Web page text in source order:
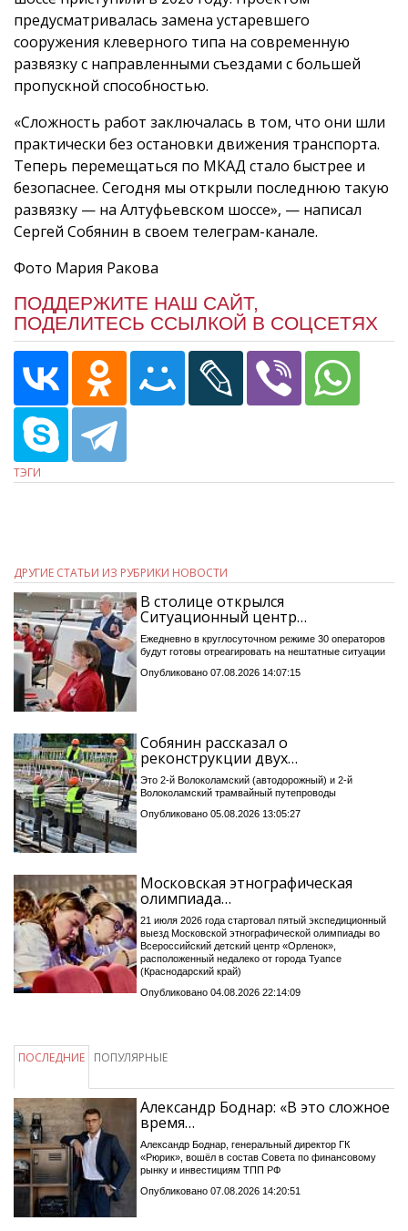
предусматривалась замена устаревшего
сооружения клеверного типа на современную
развязку с направленными съездами c большей
пропускной способностью.
«Сложность работ заключалась в том, что они шли
практически без остановки движения транспорта.
Теперь перемещаться по МКАД стало быстрее и
безопаснее. Сегодня мы открыли последнюю такую
развязку — на Алтуфьевском шоссе», — написал
Сергей Собянин в своем телеграм-канале.
Фото Мария Ракова
ПОДДЕРЖИТЕ НАШ САЙТ,
ПОДЕЛИТЕСЬ ССЫЛКОЙ В СОЦСЕТЯХ
ТЭГИ
ДРУГИЕ СТАТЬИ ИЗ РУБРИКИ НОВОСТИ
В столице открылся
Ситуационный центр…
Ежедневно в круглосуточном режиме 30 операторов
будут готовы отреагировать на нештатные ситуации
Опубликовано 07.08.2026 14:07:15
Собянин рассказал о
реконструкции двух…
Это 2-й Волоколамский (автодорожный) и 2-й
Волоколамский трамвайный путепроводы
Опубликовано 05.08.2026 13:05:27
Московская этнографическая
олимпиада…
21 июля 2026 года стартовал пятый экспедиционный
выезд Московской этнографической олимпиады во
Всероссийский детский центр «Орленок»,
расположенный недалеко от города Туапсе
(Краснодарский край)
Опубликовано 04.08.2026 22:14:09
ПОСЛЕДНИЕ ПОПУЛЯРНЫЕ
Александр Боднар: «В это сложное
время…
Александр Боднар, генеральный директор ГК
«Рюрик», вошёл в состав Совета по финансовому
рынку и инвестициям ТПП РФ
Опубликовано 07.08.2026 14:20:51